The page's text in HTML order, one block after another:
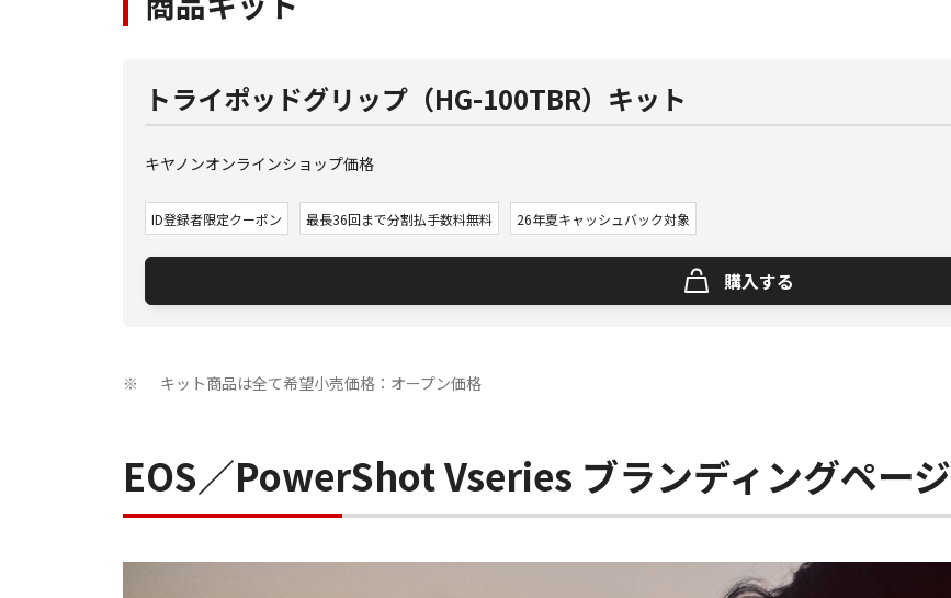
トライポッドグリップ（HG-100TBR）キット
キヤノンオンラインショップ価格
ID登録者限定クーポン 最長36回まで分割払手数料無料 26年夏キャッシュバック対象
購入する
※ キット商品は全て希望小売価格：オープン価格
EOS／PowerShot Vseries ブランディングページ